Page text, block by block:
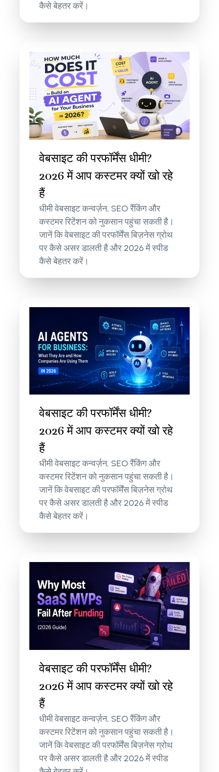
कैसे बेहतर करें।
वेबसाइट की परफॉर्मेंस धीमी?
2026 में आप कस्टमर क्यों खो रहे
हैं
धीमी वेबसाइट कन्वर्ज़न, SEO रैंकिंग और
कस्टमर रिटेंशन को नुकसान पहुंचा सकती है।
जानें कि वेबसाइट की परफॉर्मेंस बिज़नेस ग्रोथ
पर कैसे असर डालती है और 2026 में स्पीड
कैसे बेहतर करें।
वेबसाइट की परफॉर्मेंस धीमी?
2026 में आप कस्टमर क्यों खो रहे
हैं
धीमी वेबसाइट कन्वर्ज़न, SEO रैंकिंग और
कस्टमर रिटेंशन को नुकसान पहुंचा सकती है।
जानें कि वेबसाइट की परफॉर्मेंस बिज़नेस ग्रोथ
पर कैसे असर डालती है और 2026 में स्पीड
कैसे बेहतर करें।
वेबसाइट की परफॉर्मेंस धीमी?
2026 में आप कस्टमर क्यों खो रहे
हैं
धीमी वेबसाइट कन्वर्ज़न, SEO रैंकिंग और
कस्टमर रिटेंशन को नुकसान पहुंचा सकती है।
जानें कि वेबसाइट की परफॉर्मेंस बिज़नेस ग्रोथ
पर कैसे असर डालती है और 2026 में स्पीड